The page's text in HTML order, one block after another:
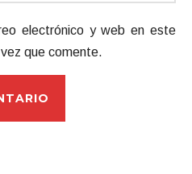
electrónico y web en este
que comente.